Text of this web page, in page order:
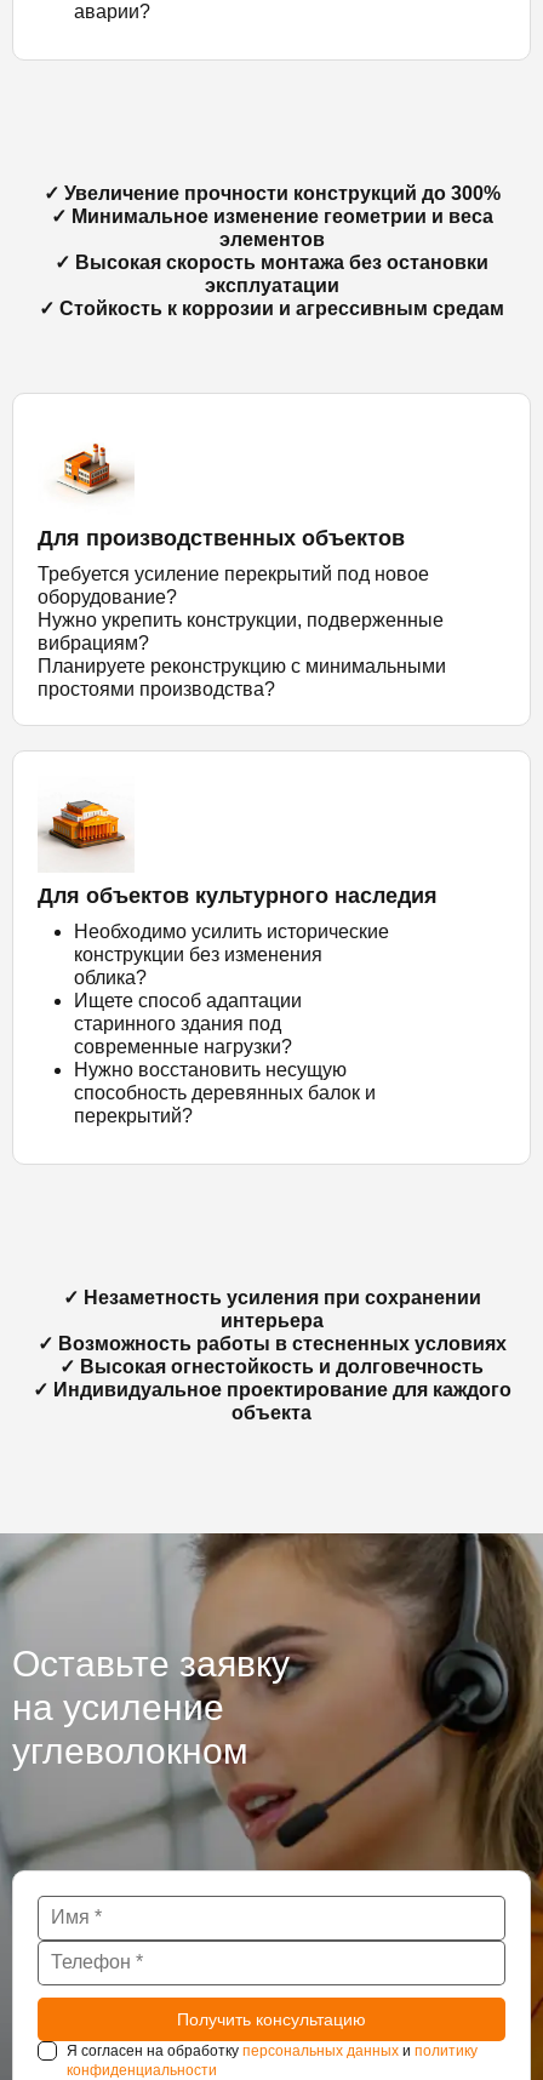
аварии?
✓ Увеличение прочности конструкций до 300%
✓ Минимальное изменение геометрии и веса
элементов
✓ Высокая скорость монтажа без остановки
эксплуатации
✓ Стойкость к коррозии и агрессивным средам
Для производственных объектов
Требуется усиление перекрытий под новое
оборудование?
Нужно укрепить конструкции, подверженные
вибрациям?
Планируете реконструкцию с минимальными
простоями производства?
Для объектов культурного наследия
Необходимо усилить исторические
конструкции без изменения
облика?
Ищете способ адаптации
старинного здания под
современные нагрузки?
Нужно восстановить несущую
способность деревянных балок и
перекрытий?
✓ Незаметность усиления при сохранении
интерьера
✓ Возможность работы в стесненных условиях
✓ Высокая огнестойкость и долговечность
✓ Индивидуальное проектирование для каждого
объекта
Оставьте заявку
на усиление
углеволокном
Я согласен на обработку персональных данных и политику
конфиденциальности